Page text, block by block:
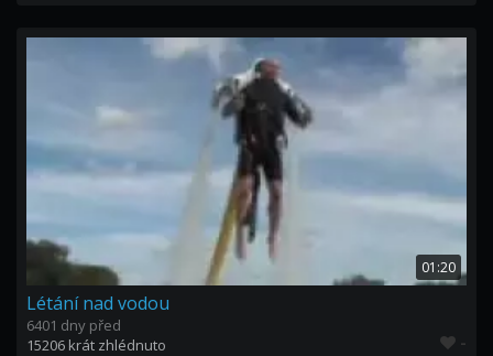
01:20
Létání nad vodou
6401 dny před
15206 krát zhlédnuto
-